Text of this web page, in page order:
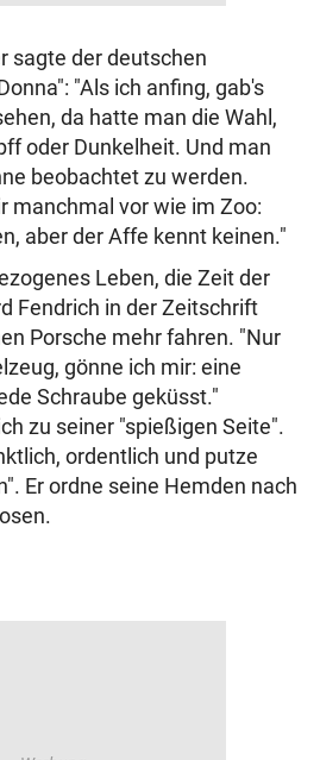
sagte der deutschen
"Als ich anfing, gab's
da hatte man die Wahl,
oder Dunkelheit. Und man
beobachtet zu werden.
manchmal vor wie im Zoo:
aber der Affe kennt keinen."
Leben, die Zeit der
Fendrich in der Zeitschrift
Porsche mehr fahren. "Nur
gönne ich mir: eine
Schraube geküsst."
zu seiner "spießigen Seite".
ordentlich und putze
Er ordne seine Hemden nach